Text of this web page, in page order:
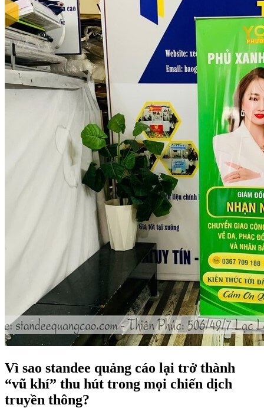
Vì sao standee quảng cáo lại trở thành
“vũ khí” thu hút trong mọi chiến dịch
truyền thông?